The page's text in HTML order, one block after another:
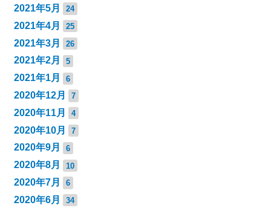
2021年5月 24
2021年4月 25
2021年3月 26
2021年2月 5
2021年1月 6
2020年12月 7
2020年11月 4
2020年10月 7
2020年9月 6
2020年8月 10
2020年7月 6
2020年6月 34